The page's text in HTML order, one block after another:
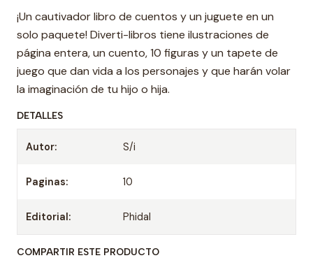
¡Un cautivador libro de cuentos y un juguete en un
solo paquete! Diverti-libros tiene ilustraciones de
página entera, un cuento, 10 figuras y un tapete de
juego que dan vida a los personajes y que harán volar
la imaginación de tu hijo o hija.
DETALLES
Autor: S/i
Paginas: 10
Editorial: Phidal
COMPARTIR ESTE PRODUCTO